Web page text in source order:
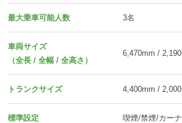
最大乗車可能人数 3名
車両サイズ
（全長 / 全幅 / 全高さ）
6,470mm /
トランクサイズ 4,400mm /
標準設定 喫煙/禁煙/カー